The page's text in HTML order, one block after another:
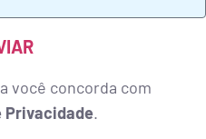
você concorda com
Privacidade.